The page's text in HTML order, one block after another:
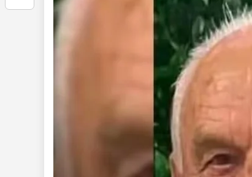
Share